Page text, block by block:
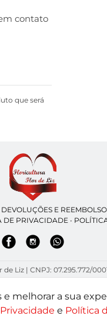
contato
que será
DEVOLUÇÕES E
DE PRIVACIDADE •
Liz | CNPJ: 07.295.772/
Americanópolis - São Paulo -
- Desenvolvido por
melhorar a sua
e Política